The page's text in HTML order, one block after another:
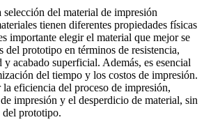
selección del material de impresión
tienen diferentes propiedades físicas
importante elegir el material que mejor se
del prototipo en términos de resistencia,
acabado superficial. Además, es esencial
del tiempo y los costos de impresión.
eficiencia del proceso de impresión,
impresión y el desperdicio de material, sin
del prototipo.